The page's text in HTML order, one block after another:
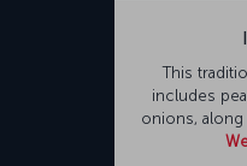
This
includes
onions,